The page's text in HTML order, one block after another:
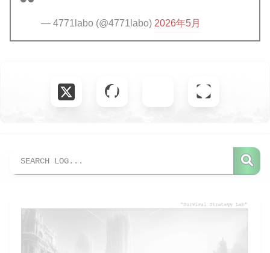
— 4771labo (@4771labo) 2026年5月